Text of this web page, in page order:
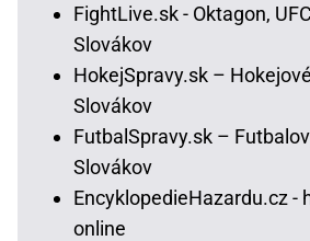
FightLive.sk - Oktagon,
Slovákov
HokejSpravy.sk –
Slovákov
FutbalSpravy.sk –
Slovákov
EncyklopedieHazardu.cz -
online